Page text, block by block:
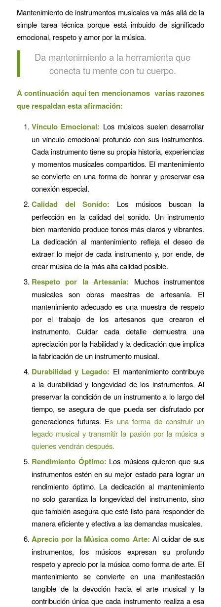
Mantenimiento de instrumentos musicales va más allá de la
simple tarea técnica porque está imbuido de significado
emocional, respeto y amor por la música.
Da mantenimiento a la herramienta que
conecta tu mente con tu cuerpo.
A continuación aquí ten mencionamos varias razones
que respaldan esta afirmación:
Vínculo Emocional: Los músicos suelen desarrollar
un vínculo emocional profundo con sus instrumentos.
Cada instrumento tiene su propia historia, experiencias
y momentos musicales compartidos. El mantenimiento
se convierte en una forma de honrar y preservar esa
conexión especial.
Calidad del Sonido: Los músicos buscan la
perfección en la calidad del sonido. Un instrumento
bien mantenido produce tonos más claros y vibrantes.
La dedicación al mantenimiento refleja el deseo de
extraer lo mejor de cada instrumento y, por ende, de
crear música de la más alta calidad posible.
Respeto por la Artesanía: Muchos instrumentos
musicales son obras maestras de artesanía. El
mantenimiento adecuado es una muestra de respeto
por el trabajo de los artesanos que crearon el
instrumento. Cuidar cada detalle demuestra una
apreciación por la habilidad y la dedicación que implica
la fabricación de un instrumento musical.
Durabilidad y Legado: El mantenimiento contribuye
a la durabilidad y longevidad de los instrumentos. Al
preservar la condición de un instrumento a lo largo del
tiempo, se asegura de que pueda ser disfrutado por
generaciones futuras. Es una forma de construir un
legado musical y transmitir la pasión por la música a
quienes vendrán después.
Rendimiento Óptimo: Los músicos quieren que sus
instrumentos estén en su mejor estado para lograr un
rendimiento óptimo. La dedicación al mantenimiento
no solo garantiza la longevidad del instrumento, sino
que también asegura que esté listo para responder de
manera eficiente y efectiva a las demandas musicales.
Aprecio por la Música como Arte: Al cuidar de sus
instrumentos, los músicos expresan su profundo
respeto y aprecio por la música como forma de arte. El
mantenimiento se convierte en una manifestación
tangible de la devoción hacia el arte musical y la
contribución única que cada instrumento realiza a esa